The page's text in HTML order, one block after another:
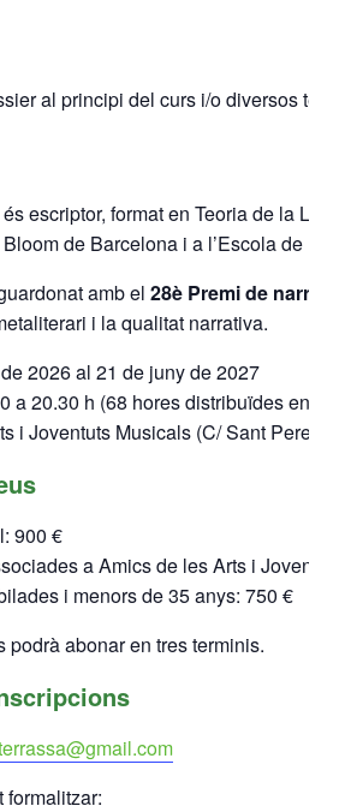
al principi del curs i/o diversos
és escriptor, format en Teoria de la
de Barcelona i a l’Escola de
amb el 28è Premi de
i la qualitat narrativa.
2026 al 21 de juny de 2027
a 20.30 h (68 hores distribuïdes en 34
i Joventuts Musicals (C/ Sant Pere,
900 €
a Amics de les Arts i
i menors de 35 anys: 750 €
podrà abonar en tres terminis.
formalitzar: